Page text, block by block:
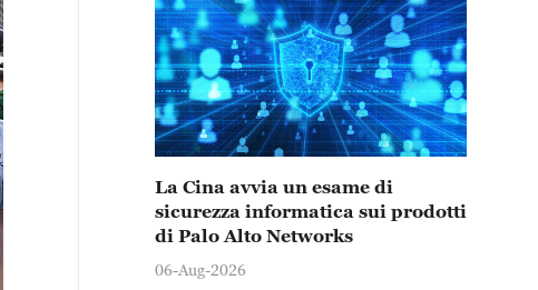
La Cina avvia un esame di
sicurezza informatica sui prodotti
di Palo Alto Networks
06-Aug-2026